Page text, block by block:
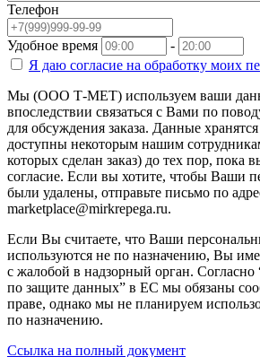
Телефон
Удобное время
-
Я даю согласие на обработку моих
Мы (ООО Т-МЕТ) используем ваши
впоследствии связаться с Вами по
для обсуждения заказа. Данные
доступны некоторым нашим
которых сделан заказ) до тех пор, пока
согласие. Если вы хотите, чтобы Ваши
были удалены, отправьте письмо по
marketplace@mirkrepega.ru.
Если Вы считаете, что Ваши
используются не по назначению, Вы
с жалобой в надзорный орган.
по защите данных” в ЕС мы обязаны
праве, однако мы не планируем
по назначению.
Ссылка на полный документ